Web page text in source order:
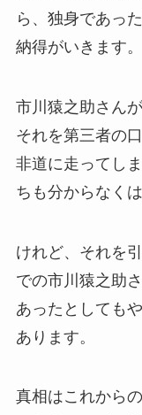
ら、独身であっ
納得がいきます。
市川猿之助さん
それを第三者の
非道に走ってし
ちも分からなく
けれど、それを
での市川猿之助
あったとしても
あります。
真相はこれから